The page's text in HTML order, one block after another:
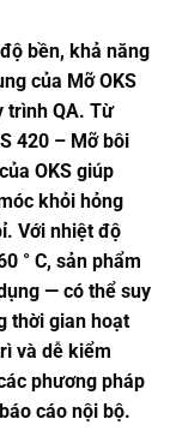
bền, khả năng
của Mỡ OKS
trình QA. Từ
420 – Mỡ bôi
OKS giúp
khỏi hỏng
Với nhiệt độ
° C, sản phẩm
— có thể suy
thời gian hoạt
và dễ kiểm
phương pháp
cáo nội bộ.